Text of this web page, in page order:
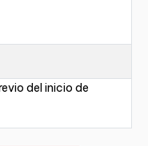
del inicio de